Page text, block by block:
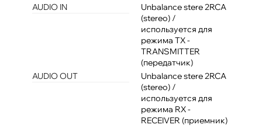
AUDIO IN
Unbalance stere 2RCA
(stereo) /
используется для
режима TX -
TRANSMITTER
(передатчик)
AUDIO OUT
Unbalance stere 2RCA
(stereo) /
используется для
режима RX -
RECEIVER (приемник)